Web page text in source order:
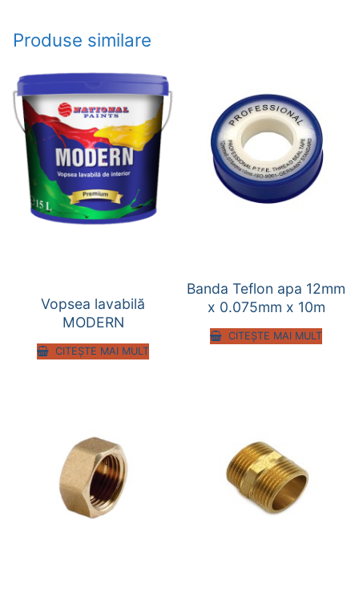
Produse similare
Vopsea lavabilă
MODERN
CITEȘTE MAI MULT
Banda Teflon apa 12mm
x 0.075mm x 10m
CITEȘTE MAI MULT